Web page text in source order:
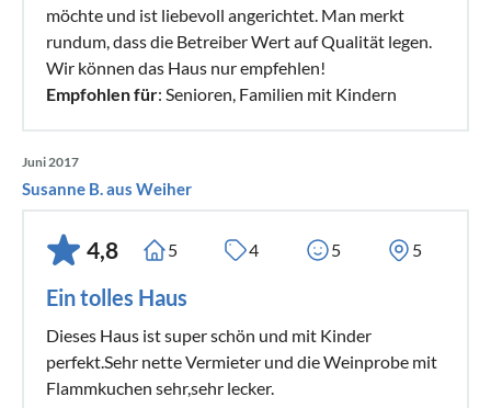
möchte und ist liebevoll angerichtet. Man merkt
rundum, dass die Betreiber Wert auf Qualität legen.
Wir können das Haus nur empfehlen!
Empfohlen für: Senioren, Familien mit Kindern
Juni 2017
Susanne B. aus Weiher
4,8 5 4 5 5
Ein tolles Haus
Dieses Haus ist super schön und mit Kinder
perfekt.Sehr nette Vermieter und die Weinprobe mit
Flammkuchen sehr,sehr lecker.